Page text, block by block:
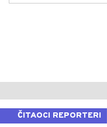
ČITAOCI REPORTERI